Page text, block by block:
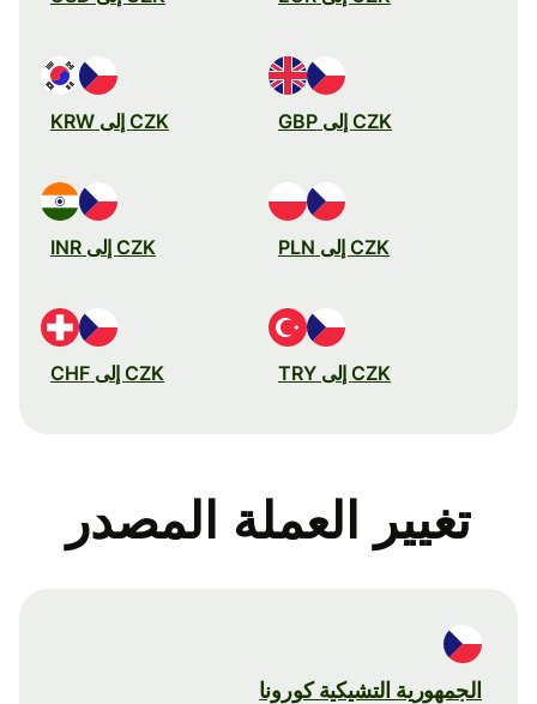
CZK إلى GBP CZK إلى KRW
CZK إلى PLN CZK إلى INR
CZK إلى TRY CZK إلى CHF
تغيير العملة المصدر
الجمهورية التشيكية كورونا